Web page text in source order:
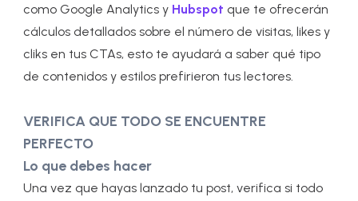
como Google Analytics y Hubspot que te ofrecerán
cálculos detallados sobre el número de visitas, likes y
cliks en tus CTAs, esto te ayudará a saber qué tipo
de contenidos y estilos prefirieron tus lectores.
VERIFICA QUE TODO SE ENCUENTRE
PERFECTO
Lo que debes hacer
Una vez que hayas lanzado tu post, verifica si todo